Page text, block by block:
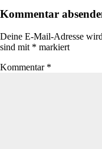
Kommentar
Deine E-Mail-Adresse
sind mit * markiert
Kommentar *